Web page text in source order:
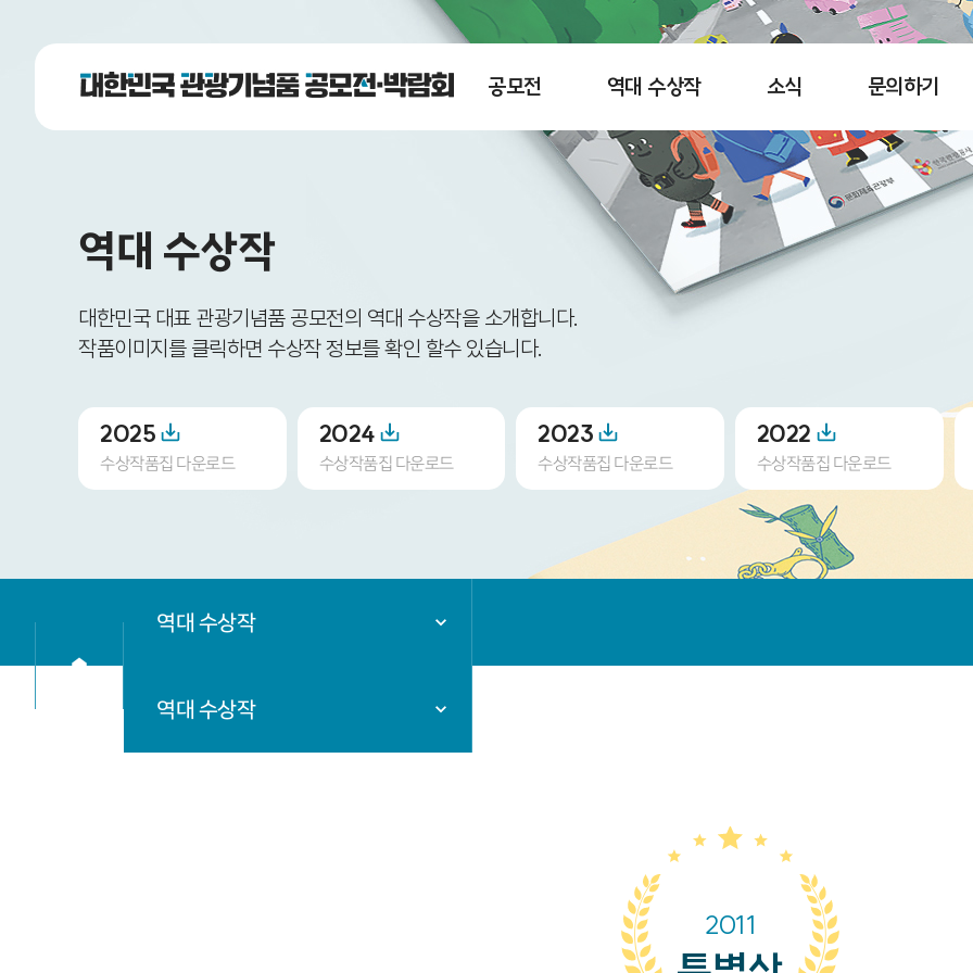
공모전 역대 수상작 소식 문의하기
역대 수상작
대한민국 대표 관광기념품 공모전의 역대 수상작을 소개합니다.
작품이미지를 클릭하면 수상작 정보를 확인 할수 있습니다.
2025
수상작품집 다운로드
2024
수상작품집 다운로드
2023
수상작품집 다운로드
2022
수상작품집 다운로드
역대 수상작
역대 수상작
2011